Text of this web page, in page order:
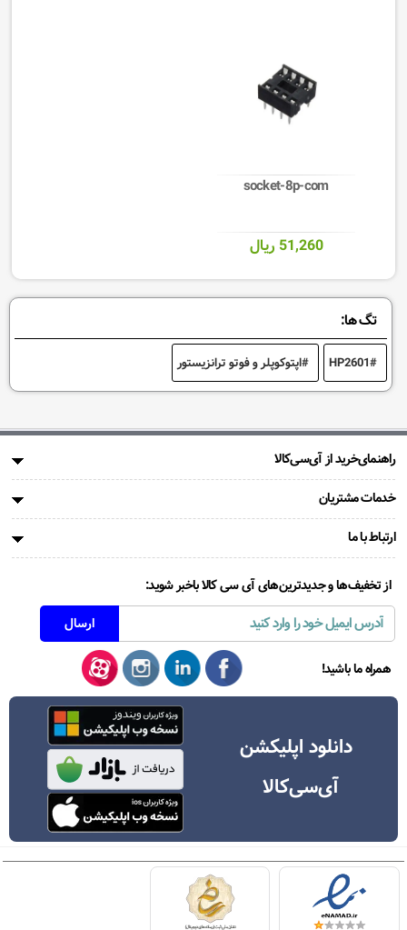
socket-8p-com
51,260 ریال
تگ ها:
HP2601 اپتوکوپلر و فوتو ترانزیستور
راهنمای‌خرید از آی‌سی‌کالا
خدمات مشتریان
ارتباط با ما
از تخفیف‌ها و جدیدترین‌های آی سی کالا باخبر شوید:
همراه ما باشید!
دانلود اپلیکشن
آی‌سی‌کالا